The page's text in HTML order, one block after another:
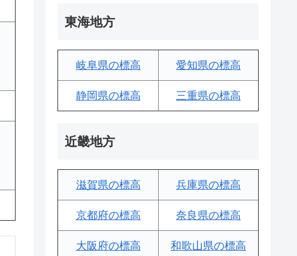
東海地方
岐阜県の標高 愛知県の標高
静岡県の標高 三重県の標高
近畿地方
滋賀県の標高 兵庫県の標高
京都府の標高 奈良県の標高
大阪府の標高 和歌山県の標高